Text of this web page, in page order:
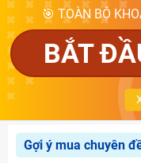
🎯 TOÀN BỘ
BẮT
Gợi ý mua chuyên